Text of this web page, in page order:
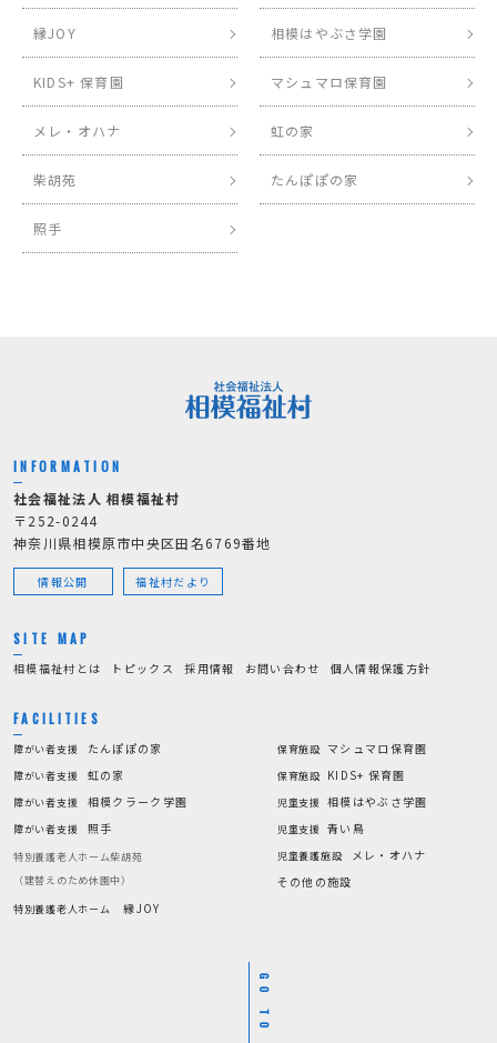
縁JOY 相模はやぶさ学園
KIDS+ 保育園 マシュマロ保育園
メレ・オハナ 虹の家
柴胡苑 たんぽぽの家
照手
INFORMATION
社会福祉法人 相模福祉村
〒252-0244
神奈川県相模原市中央区田名6769番地
情報公開 福祉村だより
SITE MAP
相模福祉村とは トピックス 採用情報 お問い合わせ 個人情報保護方針
FACILITIES
障がい者支援 たんぽぽの家
障がい者支援 虹の家
障がい者支援 相模クラーク学園
障がい者支援 照手
特別養護老人ホーム柴胡苑
（建替えのため休園中）
特別養護老人ホーム
縁JOY
保育施設 マシュマロ保育園
保育施設 KIDS+ 保育園
児童支援 相模はやぶさ学園
児童支援 青い鳥
児童養護施設
メレ・オハナ
その他の施設